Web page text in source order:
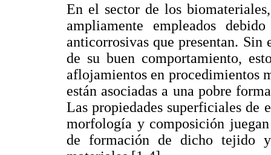
En el sector de los
ampliamente empleados
anticorrosivas que presentan. Sin
de su buen comportamiento,
aflojamientos en procedimientos
están asociadas a una pobre
Las propiedades superficiales de
morfología y composición
de formación de dicho tejido